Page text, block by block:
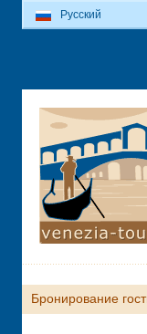
Бронирование
Русский